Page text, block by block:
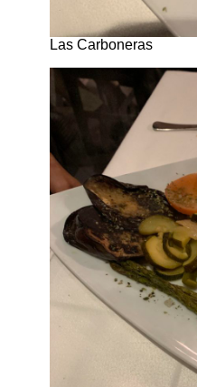
Las Carboneras